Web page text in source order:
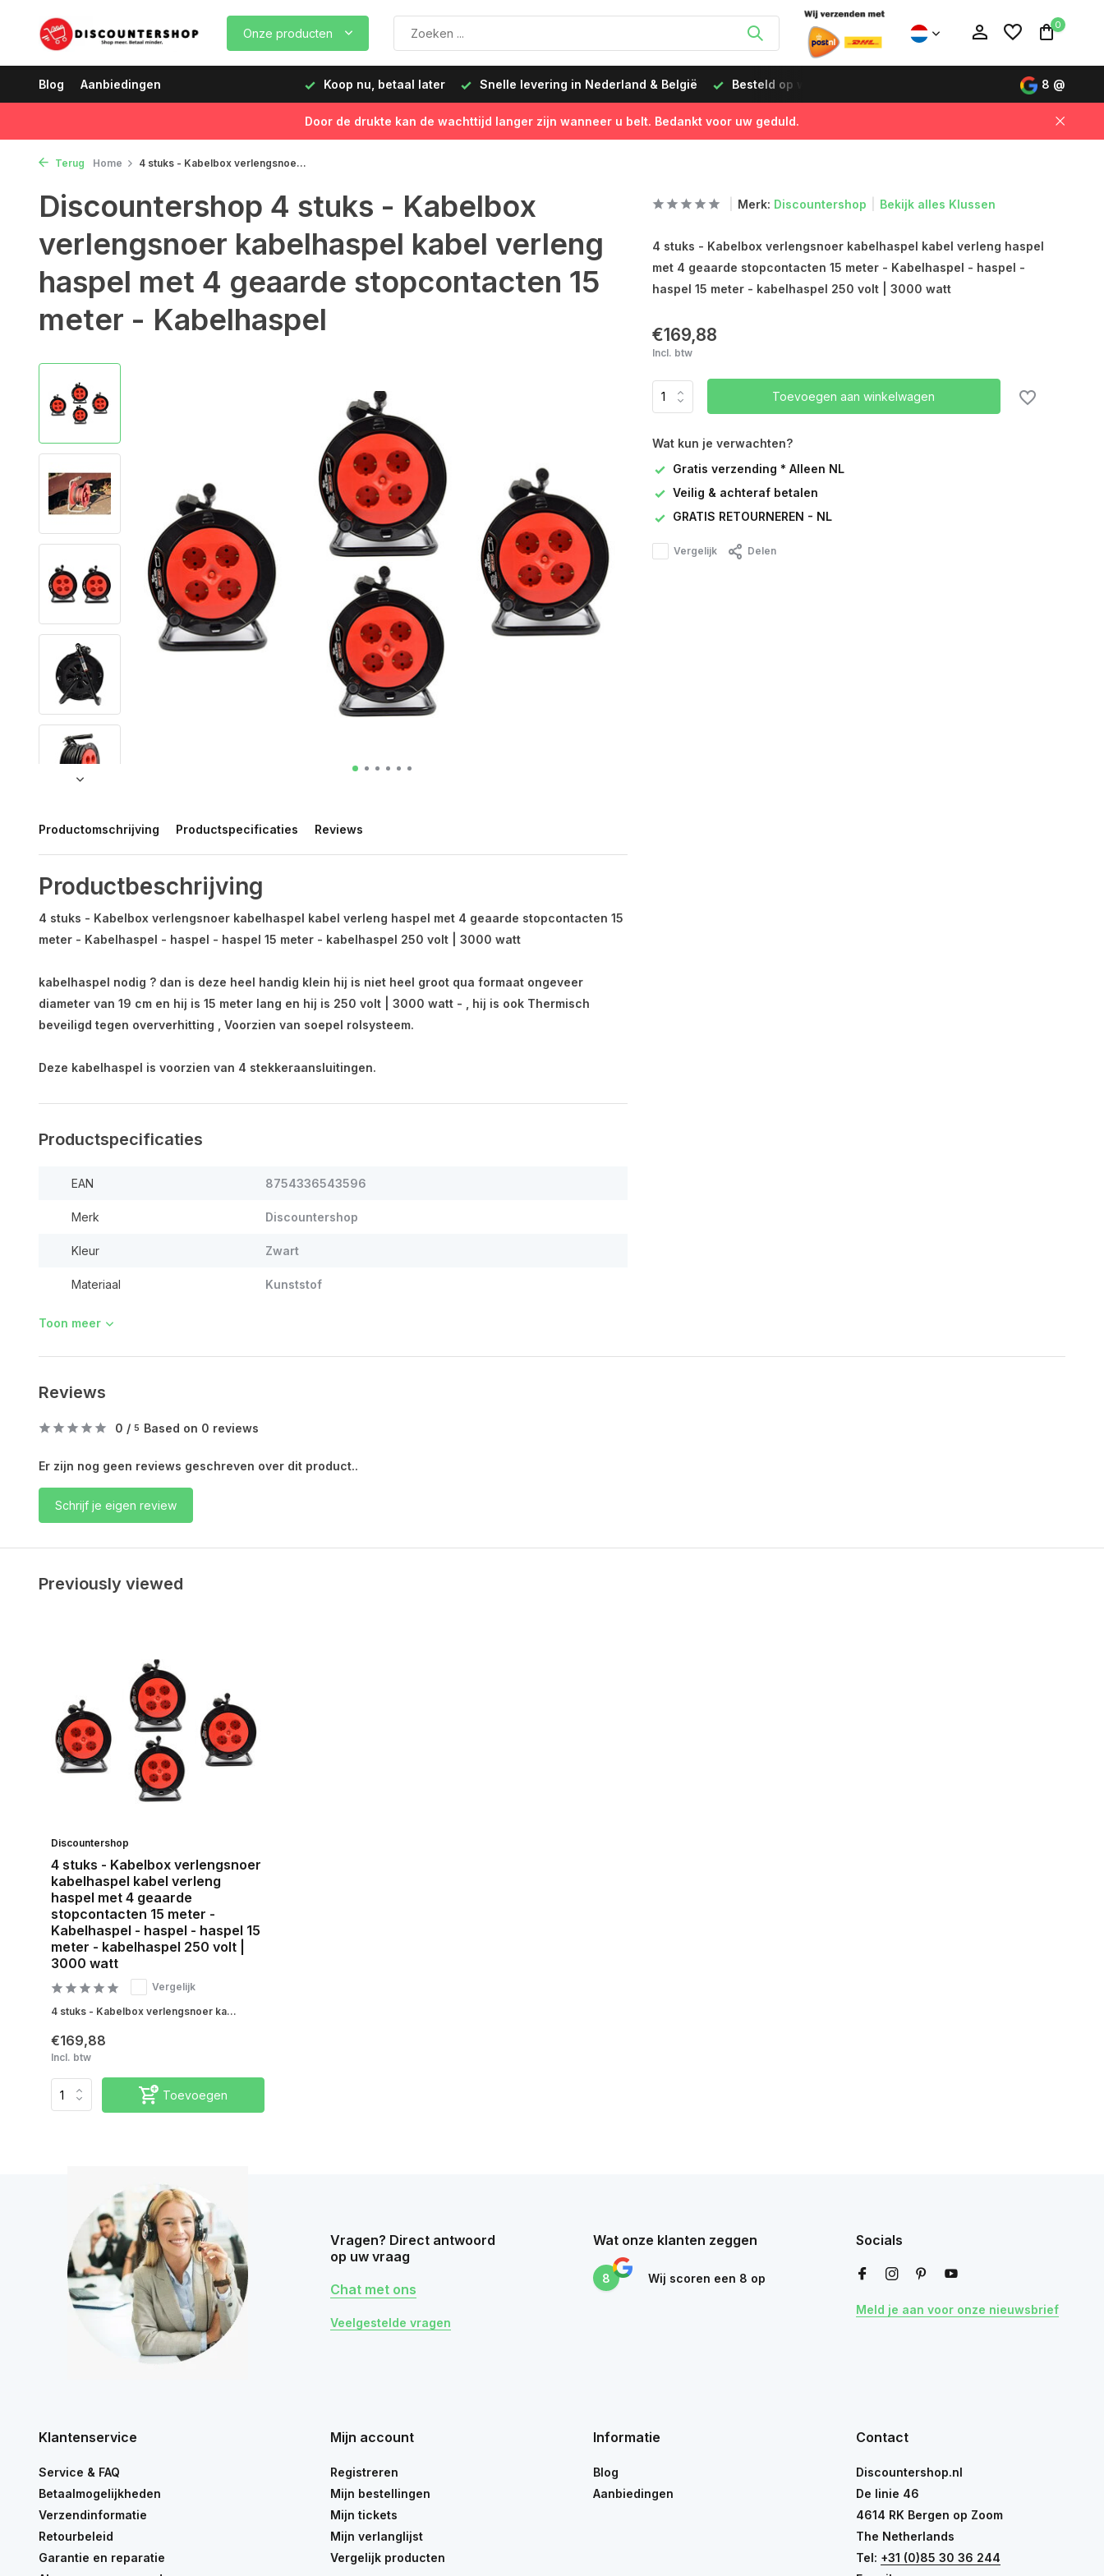
Onze producten
0
Blog Aanbiedingen
vóór 12:00 uur, de volgende dag geleverd! Koop nu, betaal later Snelle levering in Nederland & België Besteld op werkdagen vóór 12:00 uur, de volgende dag
8 @
Door de drukte kan de wachttijd langer zijn wanneer u belt. Bedankt voor uw geduld.
Terug Home 4 stuks - Kabelbox verlengsnoe...
Discountershop 4 stuks - Kabelbox
verlengsnoer kabelhaspel kabel verleng
haspel met 4 geaarde stopcontacten 15
meter - Kabelhaspel
Productomschrijving Productspecificaties Reviews
Productbeschrijving
4 stuks - Kabelbox verlengsnoer kabelhaspel kabel verleng haspel met 4 geaarde stopcontacten 15
meter - Kabelhaspel - haspel - haspel 15 meter - kabelhaspel 250 volt | 3000 watt
kabelhaspel nodig ? dan is deze heel handig klein hij is niet heel groot qua formaat ongeveer
diameter van 19 cm en hij is 15 meter lang en hij is 250 volt | 3000 watt - , hij is ook Thermisch
beveiligd tegen oververhitting , Voorzien van soepel rolsysteem.
Deze kabelhaspel is voorzien van 4 stekkeraansluitingen.
Productspecificaties
EAN 8754336543596
Merk Discountershop
Kleur Zwart
Materiaal Kunststof
Toon meer
Merk: Discountershop Bekijk alles Klussen
4 stuks - Kabelbox verlengsnoer kabelhaspel kabel verleng haspel
met 4 geaarde stopcontacten 15 meter - Kabelhaspel - haspel -
haspel 15 meter - kabelhaspel 250 volt | 3000 watt
€169,88
Incl. btw
Toevoegen aan winkelwagen
Wat kun je verwachten?
Gratis verzending * Alleen NL
Veilig & achteraf betalen
GRATIS RETOURNEREN - NL
Vergelijk Delen
Reviews
0 / 5 Based on 0 reviews
Er zijn nog geen reviews geschreven over dit product..
Schrijf je eigen review
Previously viewed
Discountershop
4 stuks - Kabelbox verlengsnoer
kabelhaspel kabel verleng
haspel met 4 geaarde
stopcontacten 15 meter -
Kabelhaspel - haspel - haspel 15
meter - kabelhaspel 250 volt |
3000 watt
Vergelijk
4 stuks - Kabelbox verlengsnoer ka...
€169,88
Incl. btw
Toevoegen
Vragen? Direct antwoord
op uw vraag
Chat met ons
Veelgestelde vragen
Wat onze klanten zeggen
8 Wij scoren een 8 op
Socials
Meld je aan voor onze nieuwsbrief
Klantenservice
Service & FAQ
Betaalmogelijkheden
Verzendinformatie
Retourbeleid
Garantie en reparatie
Mijn account
Registreren
Mijn bestellingen
Mijn tickets
Mijn verlanglijst
Vergelijk producten
Informatie
Blog
Aanbiedingen
Contact
Discountershop.nl
De linie 46
4614 RK Bergen op Zoom
The Netherlands
Tel: +31 (0)85 30 36 244